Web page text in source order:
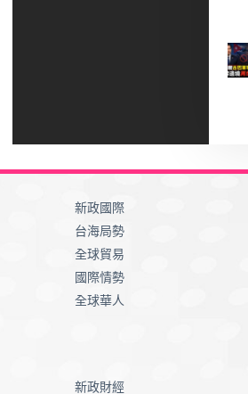
新政國際
台海局勢
全球貿易
國際情勢
全球華人
新政財經